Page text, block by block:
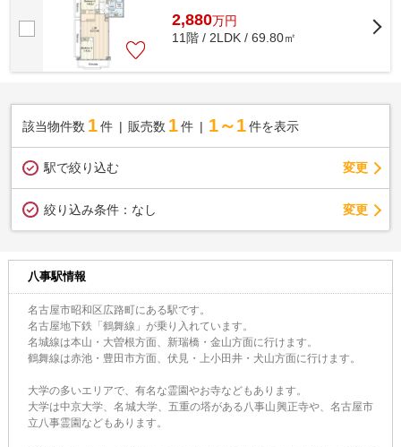
2,880万円
11階 / 2LDK / 69.80㎡
該当物件数 1件 販売数 1 件 1～1 件を表示
駅で絞り込む 変更
絞り込み条件： なし 変更
八事駅情報
名古屋市昭和区広路町にある駅です。
名古屋地下鉄「鶴舞線」が乗り入れています。
名城線は本山・大曽根方面、新瑞橋・金山方面に行けます。
鶴舞線は赤池・豊田市方面、伏見・上小田井・犬山方面に行けます。
大学の多いエリアで、有名な霊園やお寺などもあります。
大学は中京大学、名城大学、五重の塔がある八事山興正寺や、名古屋市
立八事霊園などもあります。